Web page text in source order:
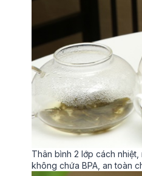
Thân bình 2 lớp cách
không chứa BPA, an toàn